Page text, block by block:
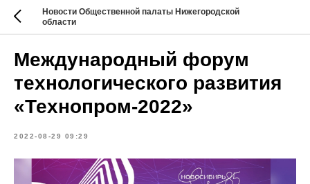
Новости Общественной палаты Нижегородской
области
Международный форум
технологического развития
«Технопром-2022»
2022-08-29 09:29